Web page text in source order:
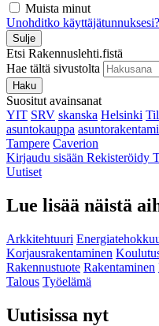
Muista minut
Unohditko käyttäjätunnuksesi?
Sulje
Etsi Rakennuslehti.fistä
Hae tältä sivustolta
Haku
Suositut avainsanat
YIT SRV skanska Helsinki
asuntokauppa
Tampere Caverion
Kirjaudu sisään Rekisteröidy
Uutiset
Lue lisää näistä
Arkkitehtuuri
Korjausrakentaminen
Rakennustuote Rakentaminen
Talous Työelämä
Uutisissa nyt